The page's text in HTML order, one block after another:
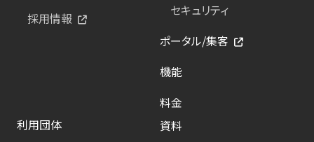
採用情報
セキュリティ
ポータル/集客
機能
料金
利用団体
資料